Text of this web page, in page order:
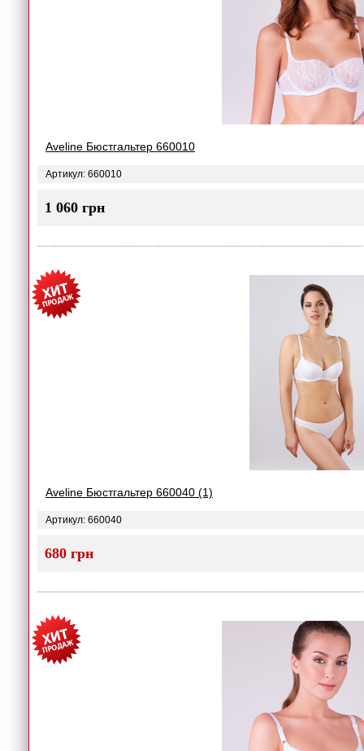
Aveline Бюстгальтер 660010
Артикул: 660010
1 060 грн
Aveline Бюстгальтер 660040 (1)
Артикул: 660040
680 грн